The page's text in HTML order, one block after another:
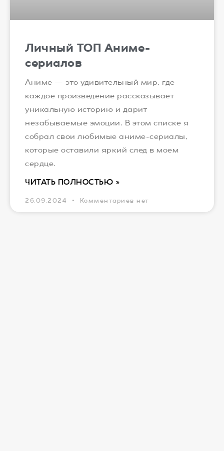
Личный ТОП Аниме-
сериалов
Аниме — это удивительный мир, где
каждое произведение рассказывает
уникальную историю и дарит
незабываемые эмоции. В этом списке я
собрал свои любимые аниме-сериалы,
которые оставили яркий след в моем
сердце.
ЧИТАТЬ ПОЛНОСТЬЮ »
26.09.2024 Комментариев нет